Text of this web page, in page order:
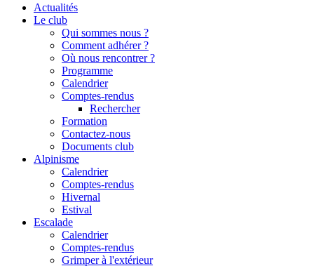
Actualités
Le club
Qui sommes nous ?
Comment adhérer ?
Où nous rencontrer ?
Programme
Calendrier
Comptes-rendus
Rechercher
Formation
Contactez-nous
Documents club
Alpinisme
Calendrier
Comptes-rendus
Hivernal
Estival
Escalade
Calendrier
Comptes-rendus
Grimper à l'extérieur